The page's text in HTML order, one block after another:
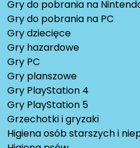
Gry do pobrania na
Gry do pobrania na PC
Gry dziecięce
Gry hazardowe
Gry PC
Gry planszowe
Gry PlayStation 4
Gry PlayStation 5
Grzechotki i gryzaki
Higiena osób starszych i